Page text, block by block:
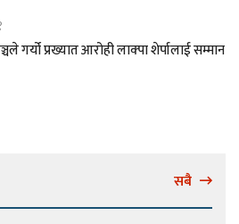
गर्यो प्रख्यात आरोही लाक्पा शेर्पालाई सम्मान
सबै